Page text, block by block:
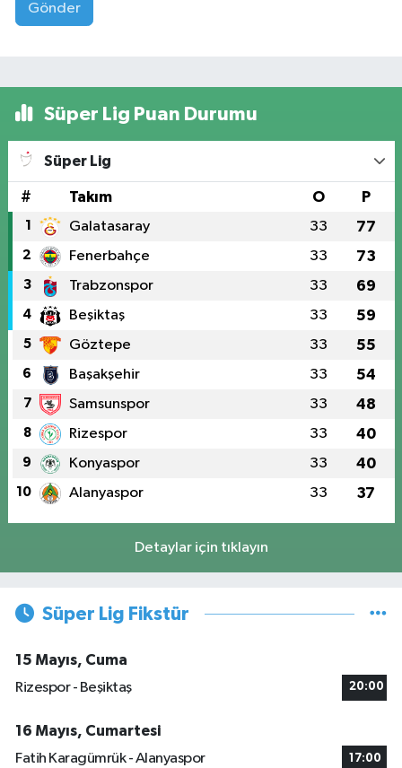
Gönder
Süper Lig Puan Durumu
Süper Lig
# Takım O P
1 Galatasaray 33 77
2 Fenerbahçe 33 73
3 Trabzonspor 33 69
4 Beşiktaş 33 59
5 Göztepe 33 55
6 Başakşehir 33 54
7 Samsunspor 33 48
8 Rizespor 33 40
9 Konyaspor 33 40
10 Alanyaspor 33 37
Detaylar için tıklayın
Süper Lig Fikstür
15 Mayıs, Cuma
Rizespor - Beşiktaş
20:00
16 Mayıs, Cumartesi
Fatih Karagümrük - Alanyaspor
17:00